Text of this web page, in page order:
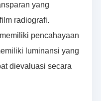
yang
radiografi.
pencahayaan
luminansi yang
dievaluasi secara